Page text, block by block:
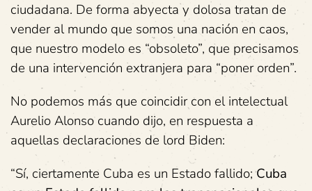
ciudadana. De forma abyecta y dolosa tratan de
vender al mundo que somos una nación en caos,
que nuestro modelo es “obsoleto”, que precisamos
de una intervención extranjera para “poner orden”.
No podemos más que coincidir con el intelectual
Aurelio Alonso cuando dijo, en respuesta a
aquellas declaraciones de lord Biden:
“Sí, ciertamente Cuba es un Estado fallido;Cuba